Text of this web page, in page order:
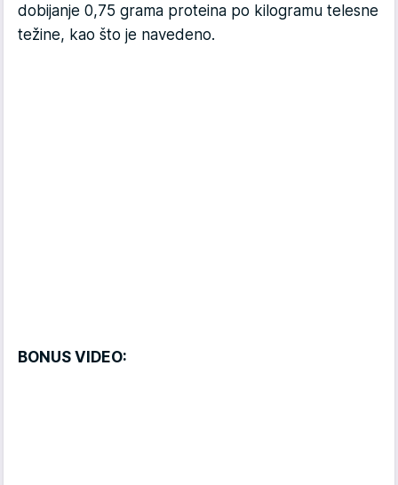
dobijanje 0,75 grama proteina po kilogramu telesne
težine, kao što je navedeno.
BONUS VIDEO: